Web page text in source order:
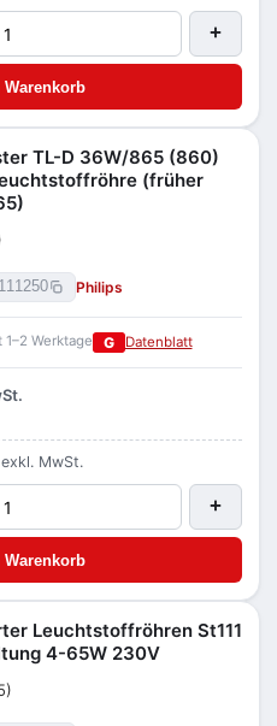
+
Warenkorb
TL-D 36W/865 (860)
(früher
Philips
Werktage G Datenblatt
exkl. MwSt.
+
Warenkorb
Leuchtstoffröhren St111
4-65W 230V